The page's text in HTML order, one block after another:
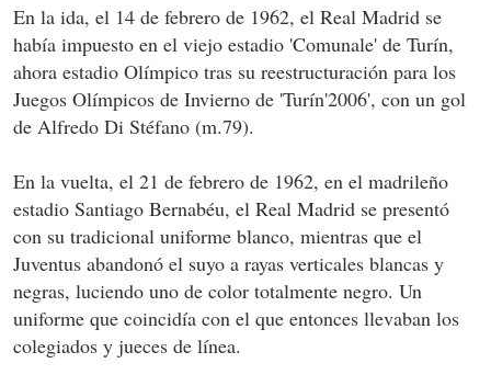
En la ida, el 14 de febrero de 1962, el Real Madrid se
había impuesto en el viejo estadio 'Comunale' de Turín,
ahora estadio Olímpico tras su reestructuración para los
Juegos Olímpicos de Invierno de 'Turín'2006', con un gol
de Alfredo Di Stéfano (m.79).
En la vuelta, el 21 de febrero de 1962, en el madrileño
estadio Santiago Bernabéu, el Real Madrid se presentó
con su tradicional uniforme blanco, mientras que el
Juventus abandonó el suyo a rayas verticales blancas y
negras, luciendo uno de color totalmente negro. Un
uniforme que coincidía con el que entonces llevaban los
colegiados y jueces de línea.